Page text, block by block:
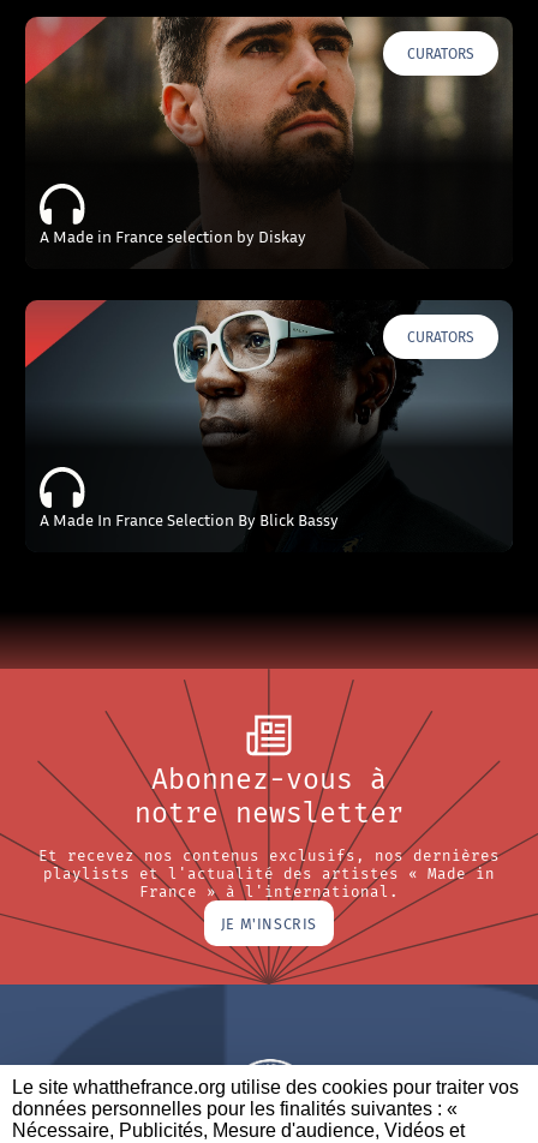
Le site whatthefrance.org utilise des cookies pour traiter vos
données personnelles pour les finalités suivantes : «
Nécessaire, Publicités, Mesure d'audience, Vidéos et
CURATORS
A Made in France selection by Diskay
CURATORS
A Made In France Selection By Blick Bassy
Abonnez-vous à
notre newsletter
Et recevez nos contenus exclusifs, nos dernières
playlists et l'actualité des artistes « Made in
France » à l'international.
JE M'INSCRIS